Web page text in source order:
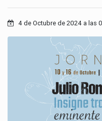
4 de Octubre de 2024 a las